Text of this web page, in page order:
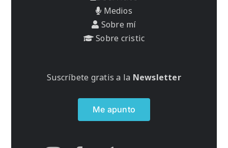
Medios
Sobre mí
Sobre cristic
Suscríbete gratis a la Newsletter
Me apunto